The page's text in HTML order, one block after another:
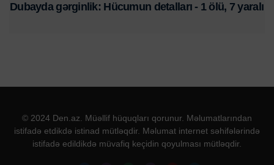
Dubayda gərginlik: Hücumun detalları - 1 ölü, 7 yaralı
© 2024 Den.az. Müəllif hüquqları qorunur. Məlumatlarından
istifadə etdikdə istinad mütləqdir. Məlumat internet səhifələrində
istifadə edildikdə müvafiq keçidin qoyulması mütləqdir.